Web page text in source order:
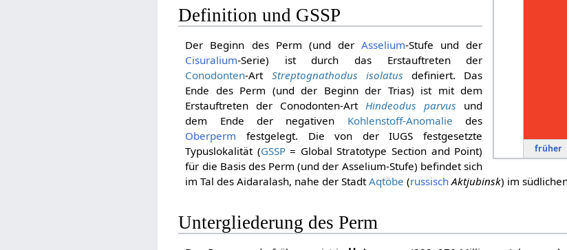
früher
Definition und GSSP
Der Beginn des Perm (und der Asselium-Stufe und der
Cisuralium-Serie) ist durch das Erstauftreten der
Conodonten-Art Streptognathodus isolatus definiert. Das
Ende des Perm (und der Beginn der Trias) ist mit dem
Erstauftreten der Conodonten-ArtHindeodus parvus und
dem Ende der negativen Kohlenstoff-Anomalie des
Oberperm festgelegt. Die von der IUGS festgesetzte
Typuslokalität (GSSP= Global Stratotype Section and Point)
für die Basis des Perm (und der Asselium-Stufe) befindet sich
im Tal des Aidaralash, nahe der StadtAqtöbe (russisch Aktjubinsk) im
Untergliederung des Perm